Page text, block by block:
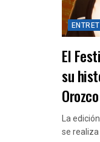
El
su
La
se realiza